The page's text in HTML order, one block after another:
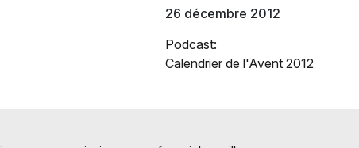
26 décembre 2012
Podcast:
Calendrier de l'Avent 2012